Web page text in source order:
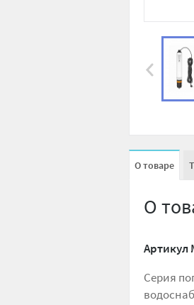
О товаре
О
Серия